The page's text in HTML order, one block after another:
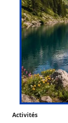
Activités